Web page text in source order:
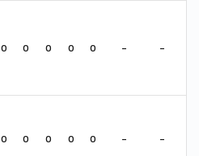
0 0 0 0 0 - -
0 0 0 0 0 - -